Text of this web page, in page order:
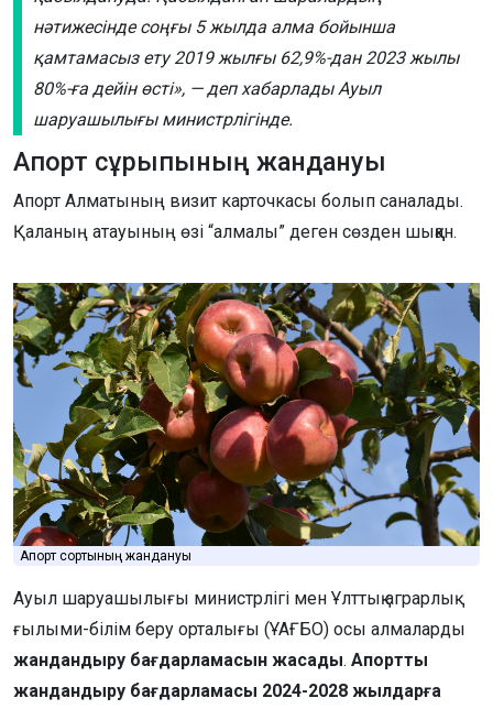
нәтижесінде соңғы 5 жылда алма бойынша
қамтамасыз ету 2019 жылғы 62,9%-дан 2023 жылы
80%-ға дейін өсті», — деп хабарлады Ауыл
шаруашылығы министрлігінде.
Апорт сұрыпының жандануы
Апорт Алматының визит карточкасы болып саналады.
Қаланың атауының өзі “алмалы” деген сөзден шыққан.
Апорт сортының жандануы
Ауыл шаруашылығы министрлігі мен Ұлттық аграрлық
ғылыми-білім беру орталығы (ҰАҒБО) осы алмаларды
жандандыру бағдарламасын жасады. Апортты
жандандыру бағдарламасы 2024-2028 жылдарға